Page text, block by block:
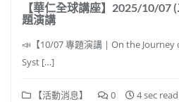
【華仁全球講座】2025/10/07
題演講
📣【10/07 專題演講 | On the
Syst […]
【活動消息】 0 4 sec read